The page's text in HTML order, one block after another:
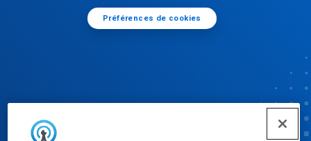
Préférences de cookies